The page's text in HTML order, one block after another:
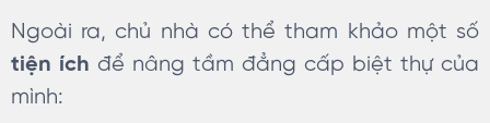
Ngoài ra, chủ nhà có thể tham khảo một số
tiện ích để nâng tầm đẳng cấp biệt thự của
mình: